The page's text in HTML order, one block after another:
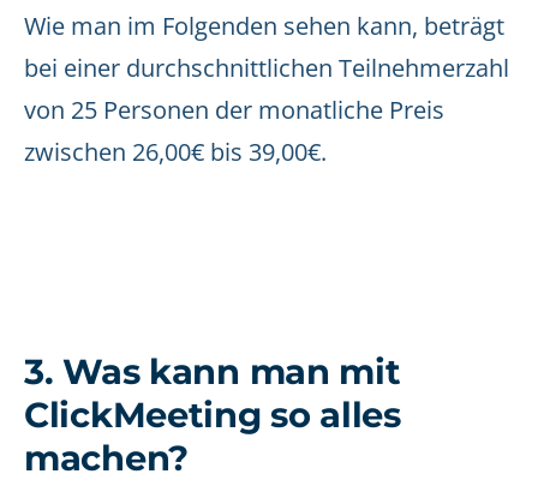
Wie man im Folgenden sehen kann, beträgt
bei einer durchschnittlichen Teilnehmerzahl
von 25 Personen der monatliche Preis
zwischen 26,00€ bis 39,00€.
3. Was kann man mit
ClickMeeting so alles
machen?